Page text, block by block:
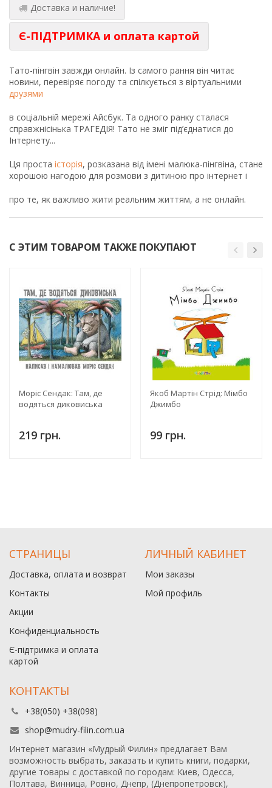
Доставка и наличие!
Є-ПІДТРИМКА и оплата картой
Тато-пінгвін завжди онлайн. Із самого рання він читає
новини, перевіряє погоду та спілкується з віртуальними
друзями
в соціальній мережі Айсбук. Та одного ранку сталася
справжнісінька ТРАГЕДІЯ! Тато не зміг під’єднатися до
Інтернету...
Ця проста історія, розказана від імені малюка-пінгвіна, стане
хорошою нагодою для розмови з дитиною про інтернет і
про те, як важливо жити реальним життям, а не онлайн.
С ЭТИМ ТОВАРОМ ТАКЖЕ ПОКУПАЮТ
Моріс Сендак: Там, де
водяться диковиська
219 грн.
Якоб Мартін Стрід: Мімбо
Джимбо
99 грн.
СТРАНИЦЫ
Доставка, оплата и возврат
Контакты
Акции
Конфиденциальность
Є-підтримка и оплата
картой
ЛИЧНЫЙ КАБИНЕТ
Мои заказы
Мой профиль
КОНТАКТЫ
+38(050) +38(098)
shop@mudry-filin.com.ua
Интернет магазин «Мудрый Филин» предлагает Вам
возможность выбрать, заказать и купить книги, подарки,
другие товары с доставкой по городам: Киев, Одесса,
Полтава, Винница, Ровно, Днепр, (Днепропетровск),